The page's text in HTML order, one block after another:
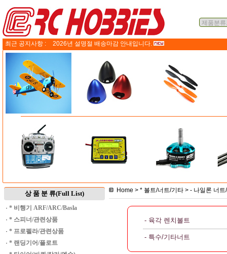
최근 공지사항 : 2026년 설명절 배송마감 안내입니다.
상 품 분 류(Full List)
· * 비행기 ARF/ARC/Basla
· * 스피너/관련상품
· * 프로펠라/관련상품
· * 랜딩기어/플로트
Home > * 볼트/너트/기타 > - 나일론 너
- 육각 렌치볼트
- 특수/기타너트